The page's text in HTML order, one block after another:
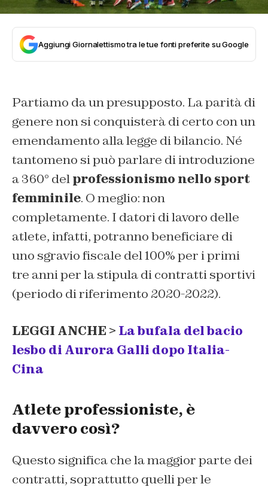
Aggiungi Giornalettismo tra le tue fonti preferite su Google
Partiamo da un presupposto. La parità di
genere non si conquisterà di certo con un
emendamento alla legge di bilancio. Né
tantomeno si può parlare di introduzione
a 360° delprofessionismo nello sport
femminile. O meglio: non
completamente. I datori di lavoro delle
atlete, infatti, potranno beneficiare di
uno sgravio fiscale del 100% per i primi
tre anni per la stipula di contratti sportivi
(periodo di riferimento 2020-2022).
LEGGI ANCHE > La bufala del bacio
lesbo di Aurora Galli dopo Italia-
Cina
Atlete professioniste, è
davvero così?
Questo significa che la maggior parte dei
contratti, soprattutto quelli per le